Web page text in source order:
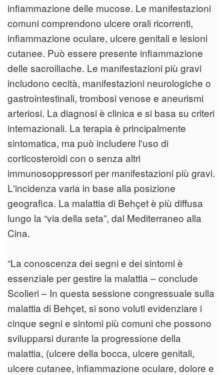
infiammazione delle mucose. Le manifestazioni
comuni comprendono ulcere orali ricorrenti,
infiammazione oculare, ulcere genitali e lesioni
cutanee. Può essere presente infiammazione
delle sacroiliache. Le manifestazioni più gravi
includono cecità, manifestazioni neurologiche o
gastrointestinali, trombosi venose e aneurismi
arteriosi. La diagnosi è clinica e si basa su criteri
internazionali. La terapia è principalmente
sintomatica, ma può includere l'uso di
corticosteroidi con o senza altri
immunosoppressori per manifestazioni più gravi.
L'incidenza varia in base alla posizione
geografica. La malattia di Behçet è più diffusa
lungo la “via della seta”, dal Mediterraneo alla
Cina.
“La conoscenza dei segni e dei sintomi è
essenziale per gestire la malattia – conclude
Scolieri – In questa sessione congressuale sulla
malattia di Behçet, si sono voluti evidenziare i
cinque segni e sintomi più comuni che possono
svilupparsi durante la progressione della
malattia, (ulcere della bocca, ulcere genitali,
ulcere cutanee, infiammazione oculare, dolore e